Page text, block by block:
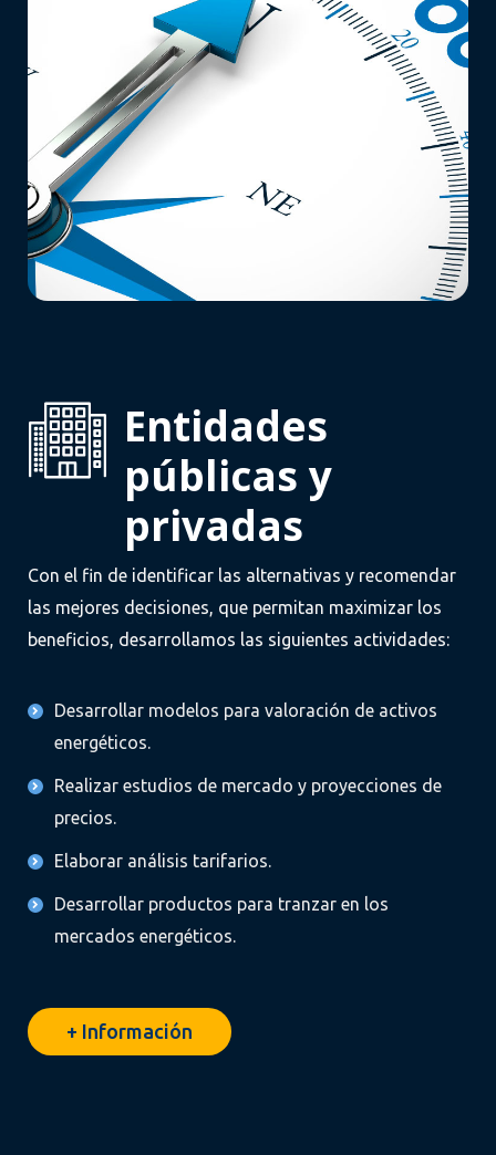
Entidades
públicas y
privadas
Con el fin de identificar las alternativas y recomendar
las mejores decisiones, que permitan maximizar los
beneficios, desarrollamos las siguientes actividades:
Desarrollar modelos para valoración de activos
energéticos.
Realizar estudios de mercado y proyecciones de
precios.
Elaborar análisis tarifarios.
Desarrollar productos para tranzar en los
mercados energéticos.
+ Información